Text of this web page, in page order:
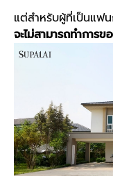
แต่สำหรับผู้ที่เป็นแฟ
จะไม่สามารถทำการ